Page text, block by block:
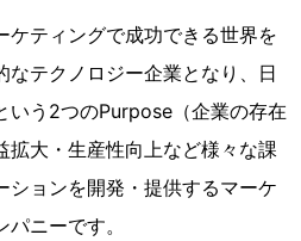
ケティングで成功できる世界を
なテクノロジー企業となり、日
いう2つのPurpose（企業の存在
拡大・生産性向上など様々な課
ションを開発・提供するマーケ
ニーです。